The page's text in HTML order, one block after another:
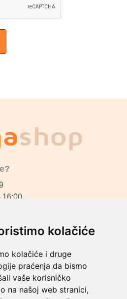
kolačiće
kolačiće i druge
praćenja da bismo
vaše korisničko
na našoj web stranici,
16:00
ćemo vas nazvati.